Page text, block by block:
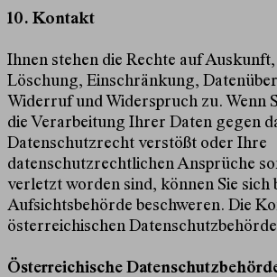
10. Kontakt
Ihnen stehen die Rechte auf
Löschung, Einschränkung,
Widerruf und Widerspruch zu. Wenn
die Verarbeitung Ihrer Daten gegen
Datenschutzrecht verstößt oder Ihre
datenschutzrechtlichen Ansprüche
verletzt worden sind, können Sie sich
Aufsichtsbehörde beschweren. Die
österreichischen
Österreichische